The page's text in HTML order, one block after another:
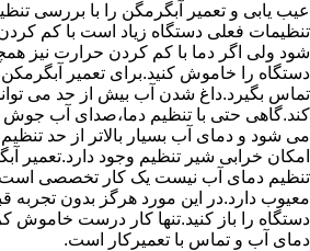
عیب یابی و تعمیر آبگرمگن را با بررسی
تنظیمات فعلی دستگاه زیاد است با کم
شود ولی اگر دما با کم کردن حرارت نیز
دستگاه را خاموش کنید.برای تعمیر
تماس بگیرد.داغ شدن آب بیش از حد می
کند.گاهی حتی با تنظیم دما،صدای آب جوش
می شود و دمای آب بسیار بالاتر از حد
امکان خرابی شیر تنظیم وجود دارد.تعمیر
تنظیم دمای آب نیست یک کار تخصصی است
معیوب دارد.در این مورد هرگز بدون تجربه
دستگاه را باز کنید.تنها کار درست
دمای آب و تماس با تعمیرکار است.